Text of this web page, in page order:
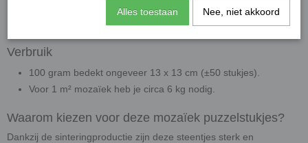
Uitstekend te combineren met onze overig
colorful mozaïeksteentjes voor unieke patronen.
Verbruik
100 gram bedekt ongeveer 13 x 13 cm (±50 stukjes).
Voor 1 m² mozaïek heb je circa 6 kg nodig.
Waarom kiezen voor deze mozaïek puzzelstukjes?
Dankzij de sinteringproductie zijn deze steentjes sterk en
Alles toestaan Nee, niet akkoord